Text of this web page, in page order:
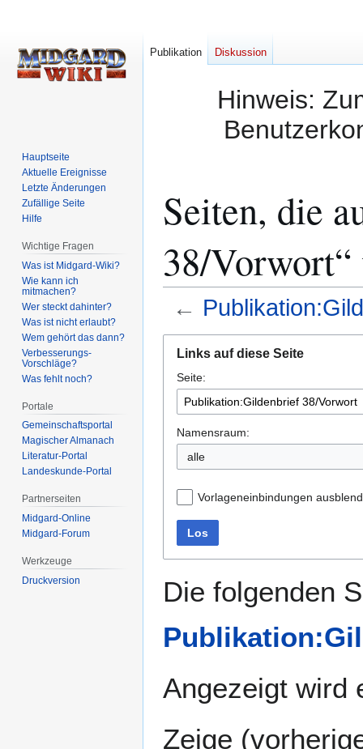
Hinweis:
Seiten, die
38/
←
Navigation
springen
Suche
springen
Links auf diese Seite
Seite:
Namensraum:
alle
Vorlageneinbindungen
Los
Die folgenden
Angezeigt wird
Zeige (
Publikation Diskussion
Hauptseite
Aktuelle Ereignisse
Letzte Änderungen
Zufällige Seite
Hilfe
Wichtige Fragen
Was ist Midgard-Wiki?
Wie kann ich
mitmachen?
Wer steckt dahinter?
Was ist nicht erlaubt?
Wem gehört das dann?
Verbesserungs-
Vorschläge?
Was fehlt noch?
Portale
Gemeinschafts­portal
Magischer Almanach
Literatur-Portal
Landeskunde-Portal
Partnerseiten
Midgard-Online
Midgard-Forum
Werkzeuge
Druckversion